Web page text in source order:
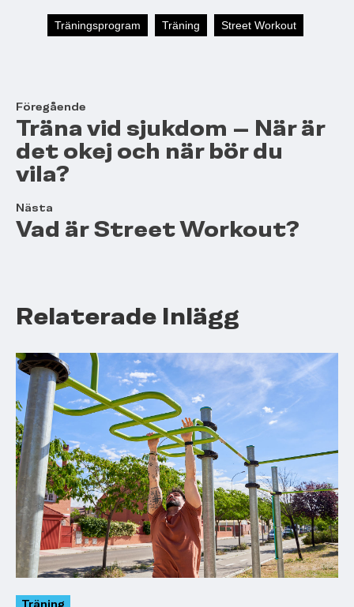
Träningsprogram Träning Street Workout
Föregående
Träna vid sjukdom – När är
det okej och när bör du
vila?
Nästa
Vad är Street Workout?
Relaterade Inlägg